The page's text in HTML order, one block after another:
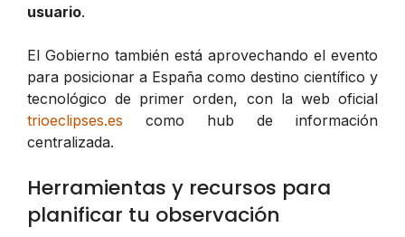
usuario.
El Gobierno también está aprovechando el evento
para posicionar a España como destino científico y
tecnológico de primer orden, con la web oficial
trioeclipses.es como hub de información
centralizada.
Herramientas y recursos para
planificar tu observación